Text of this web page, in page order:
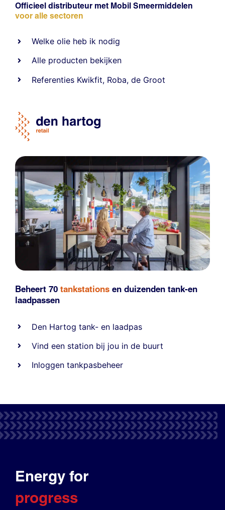
Officieel distributeur met Mobil Smeermiddelen
voor alle sectoren
Welke olie heb ik nodig
Alle producten bekijken
Referenties Kwikfit, Roba,de Groot
Beheert 70 tankstations en duizenden tank-en
laadpassen
Den Hartog tank- en laadpas
Vind een station bij jou in de buurt
Inloggen tankpasbeheer
Energy for
progress